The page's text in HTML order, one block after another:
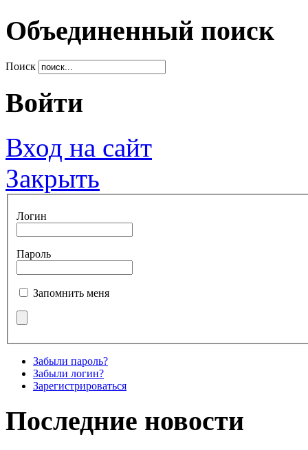
Объединенный поиск
Поиск
Войти
Вход на сайт
Закрыть
Логин
Пароль
Запомнить меня
Забыли пароль?
Забыли логин?
Зарегистрироваться
Последние новости